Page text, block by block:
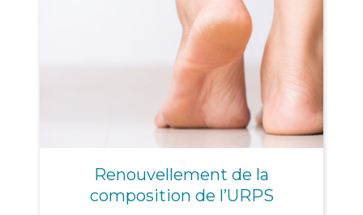
Renouvellement de la
composition de l’URPS